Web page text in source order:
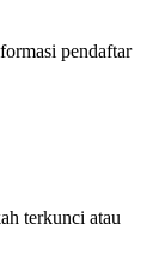
pendaftar
terkunci atau